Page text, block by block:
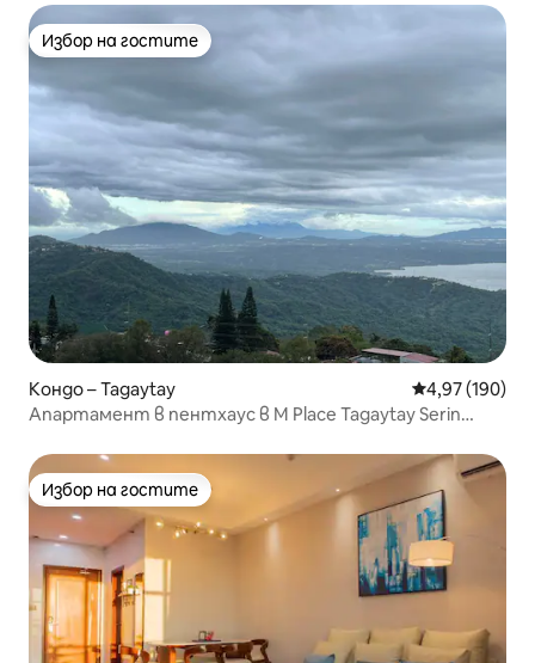
Избор на гостите
Избор на гостите
Кондо – Tagaytay Средна
4,97 (190)
Апартамент в пентхаус в M Place Tagaytay Serin
Избор на гостите
Избор на гостите